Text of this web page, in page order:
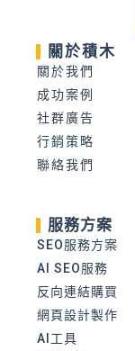
關於積木
關於我們
成功案例
社群廣告
行銷策略
聯絡我們
服務方案
SEO服務方案
AI SEO服務
反向連結購買
網頁設計製作
AI工具